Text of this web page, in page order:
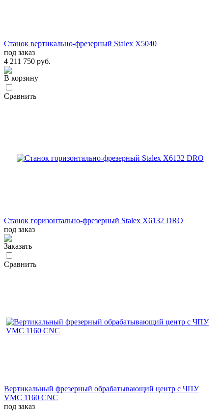
Станок вертикально-фрезерный Stalex X5040
под заказ
4 211 750 руб.
В корзину
Сравнить
Станок горизонтально-фрезерный Stalex X6132 DRO
под заказ
Заказать
Сравнить
Вертикальный фрезерный обрабатывающий центр с ЧПУ
VMC 1160 CNC
под заказ